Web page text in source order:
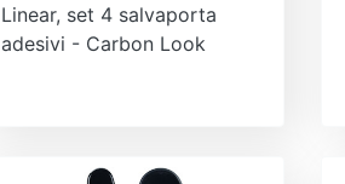
Linear, set 4 salvaporta
adesivi - Carbon Look